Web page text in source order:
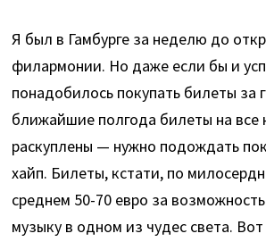
Я был в Гамбурге за неделю до
филармонии. Но даже если бы и
понадобилось покупать билеты за
ближайшие полгода билеты на все
раскуплены — нужно подождать
хайп. Билеты, кстати, по
среднем 50-70 евро за
музыку в одном из чудес света.